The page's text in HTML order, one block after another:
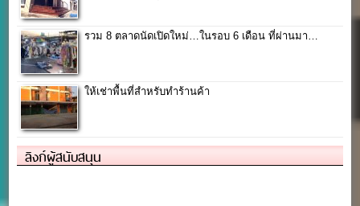
รวม 8 ตลาดนัดเปิดใหม่…ในรอบ 6 เดือน ที่ผ่านมา…
ให้เช่าพื้นที่สำหรับทำร้านค้า
ลิงก์ผู้สนับสนุน